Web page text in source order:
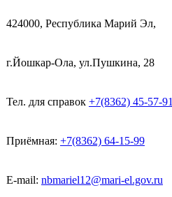
424000, Республика Марий Эл,
г.Йошкар-Ола, ул.Пушкина, 28
Тел. для справок +7(8362) 45-57-91
Приёмная: +7(8362) 64-15-99
E-mail: nbmariel12@mari-el.gov.ru